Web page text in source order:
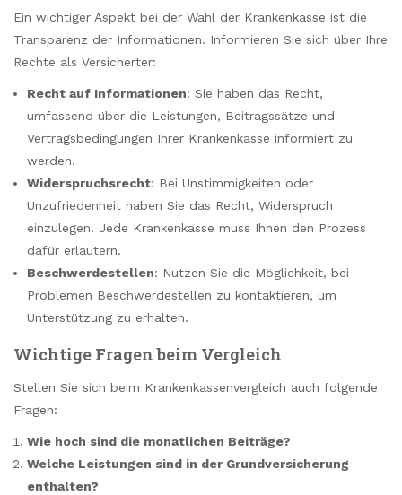
Ein wichtiger Aspekt bei der Wahl der Krankenkasse ist die
Transparenz der Informationen. Informieren Sie sich über Ihre
Rechte als Versicherter:
Recht auf Informationen: Sie haben das Recht,
umfassend über die Leistungen, Beitragssätze und
Vertragsbedingungen Ihrer Krankenkasse informiert zu
werden.
Widerspruchsrecht: Bei Unstimmigkeiten oder
Unzufriedenheit haben Sie das Recht, Widerspruch
einzulegen. Jede Krankenkasse muss Ihnen den Prozess
dafür erläutern.
Beschwerdestellen: Nutzen Sie die Möglichkeit, bei
Problemen Beschwerdestellen zu kontaktieren, um
Unterstützung zu erhalten.
Wichtige Fragen beim Vergleich
Stellen Sie sich beim Krankenkassenvergleich auch folgende
Fragen:
Wie hoch sind die monatlichen Beiträge?
Welche Leistungen sind in der Grundversicherung
enthalten?